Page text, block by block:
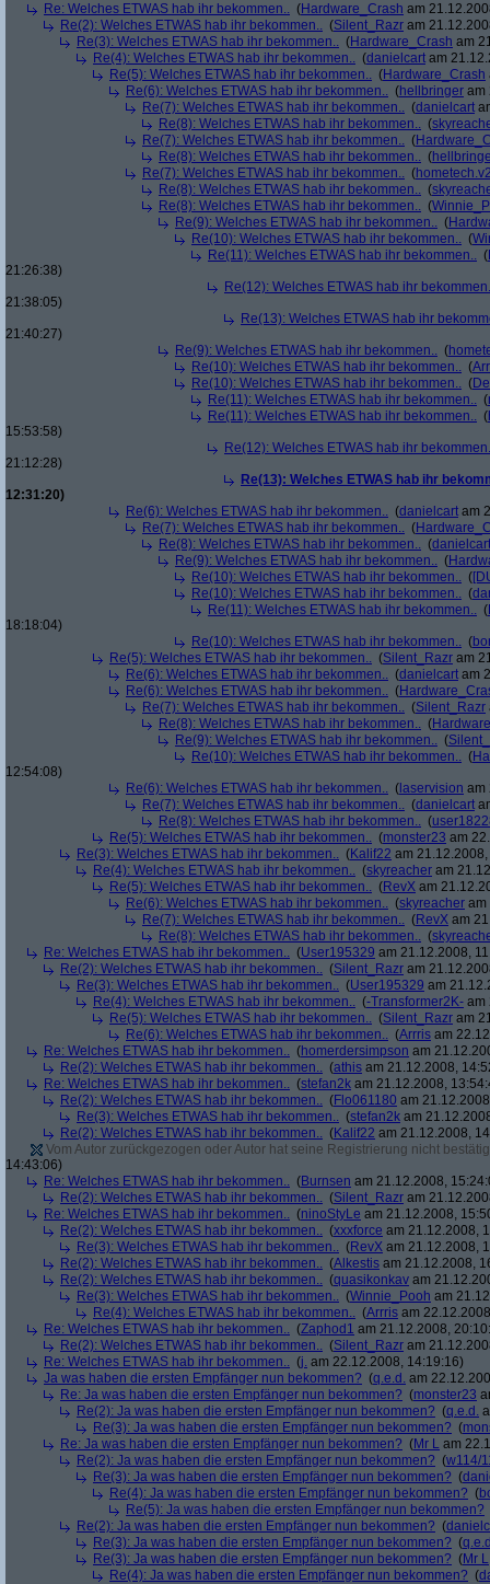
Re: Welches ETWAS hab ihr bekommen.. (Hardware_Crash am
Re(2): Welches ETWAS hab ihr bekommen.. (Silent_Razr am
Re(3): Welches ETWAS hab ihr bekommen.. (Hardware_Crash am
Re(4): Welches ETWAS hab ihr bekommen.. (danielcart am
Re(5): Welches ETWAS hab ihr bekommen.. (Hardware_Crash
Re(6): Welches ETWAS hab ihr bekommen.. (hellbringer am
Re(7): Welches ETWAS hab ihr bekommen.. (danielcart
Re(8): Welches ETWAS hab ihr bekommen.. (
Re(7): Welches ETWAS hab ihr bekommen.. (
Re(8): Welches ETWAS hab ihr bekommen.. (
Re(7): Welches ETWAS hab ihr bekommen.. (
Re(8): Welches ETWAS hab ihr bekommen.. (
Re(8): Welches ETWAS hab ihr bekommen.. (
Re(9): Welches ETWAS hab ihr bekommen.. (
Re(10): Welches ETWAS hab ihr bekommen.. (
Re(11): Welches ETWAS hab ihr bekommen.. (
21:26:38)
Re(12): Welches ETWAS hab ihr
21:38:05)
Re(13): Welches ETWAS hab ihr
21:40:27)
Re(9): Welches ETWAS hab ihr bekommen.. (
Re(10): Welches ETWAS hab ihr bekommen.. (
Re(10): Welches ETWAS hab ihr bekommen.. (
Re(11): Welches ETWAS hab ihr bekommen.. (
Re(11): Welches ETWAS hab ihr bekommen.. (
15:53:58)
Re(12): Welches ETWAS hab ihr
21:12:28)
Re(13): Welches ETWAS hab ihr
12:31:20)
Re(6): Welches ETWAS hab ihr bekommen.. (danielcart am
Re(7): Welches ETWAS hab ihr bekommen.. (
Re(8): Welches ETWAS hab ihr bekommen.. (danielcart
Re(9): Welches ETWAS hab ihr bekommen.. (
Re(10): Welches ETWAS hab ihr bekommen.. (
Re(10): Welches ETWAS hab ihr bekommen.. (
Re(11): Welches ETWAS hab ihr bekommen.. (
18:18:04)
Re(10): Welches ETWAS hab ihr bekommen.. (
Re(5): Welches ETWAS hab ihr bekommen.. (Silent_Razr am
Re(6): Welches ETWAS hab ihr bekommen.. (danielcart am
Re(6): Welches ETWAS hab ihr bekommen.. (
Re(7): Welches ETWAS hab ihr bekommen.. (Silent_Razr
Re(8): Welches ETWAS hab ihr bekommen.. (
Re(9): Welches ETWAS hab ihr bekommen.. (
Re(10): Welches ETWAS hab ihr bekommen.. (
12:54:08)
Re(6): Welches ETWAS hab ihr bekommen.. ( laservision am
Re(7): Welches ETWAS hab ihr bekommen.. (danielcart
Re(8): Welches ETWAS hab ihr bekommen.. (
Re(5): Welches ETWAS hab ihr bekommen.. (monster23 am
Re(3): Welches ETWAS hab ihr bekommen.. (Kalif22 am
Re(4): Welches ETWAS hab ihr bekommen.. (skyreacher am
Re(5): Welches ETWAS hab ihr bekommen.. (RevX am
Re(6): Welches ETWAS hab ihr bekommen.. (skyreacher am
Re(7): Welches ETWAS hab ihr bekommen.. (RevX am
Re(8): Welches ETWAS hab ihr bekommen.. (
Re: Welches ETWAS hab ihr bekommen.. (User195329 am 21.12.2008,
Re(2): Welches ETWAS hab ihr bekommen.. (Silent_Razr am
Re(3): Welches ETWAS hab ihr bekommen.. (User195329 am
Re(4): Welches ETWAS hab ihr bekommen.. (-Transformer2K- am
Re(5): Welches ETWAS hab ihr bekommen.. (Silent_Razr am
Re(6): Welches ETWAS hab ihr bekommen.. (Arrris am
Re: Welches ETWAS hab ihr bekommen.. (homerdersimpson am
Re(2): Welches ETWAS hab ihr bekommen.. (athis am 21.12.2008,
Re: Welches ETWAS hab ihr bekommen.. (stefan2k am 21.12.2008,
Re(2): Welches ETWAS hab ihr bekommen.. (Flo061180 am
Re(3): Welches ETWAS hab ihr bekommen.. (stefan2k am
Re(2): Welches ETWAS hab ihr bekommen.. (Kalif22 am 21.12.2008,
Vom Autor zurückgezogen oder Autor hat seine Registrierung nicht
14:43:06)
Re: Welches ETWAS hab ihr bekommen.. (Burnsen am 21.12.2008,
Re(2): Welches ETWAS hab ihr bekommen.. (Silent_Razr am
Re: Welches ETWAS hab ihr bekommen.. (ninoStyLe am 21.12.2008,
Re(2): Welches ETWAS hab ihr bekommen.. (xxxforce am 21.12.2008,
Re(3): Welches ETWAS hab ihr bekommen.. (RevX am 21.12.2008,
Re(2): Welches ETWAS hab ihr bekommen.. (Alkestis am 21.12.2008,
Re(2): Welches ETWAS hab ihr bekommen.. (quasikonkav am
Re(3): Welches ETWAS hab ihr bekommen.. (Winnie_Pooh am
Re(4): Welches ETWAS hab ihr bekommen.. (Arrris am
Re: Welches ETWAS hab ihr bekommen.. (Zaphod1 am 21.12.2008,
Re(2): Welches ETWAS hab ihr bekommen.. (Silent_Razr am
Re: Welches ETWAS hab ihr bekommen.. (j. am 22.12.2008, 14:19:16)
Ja was haben die ersten Empfänger nun bekommen? (q.e.d. am
Re: Ja was haben die ersten Empfänger nun bekommen? (monster23
Re(2): Ja was haben die ersten Empfänger nun bekommen? (q.e.d.
Re(3): Ja was haben die ersten Empfänger nun bekommen? (
Re: Ja was haben die ersten Empfänger nun bekommen? (Mr L am
Re(2): Ja was haben die ersten Empfänger nun bekommen? (w114/
Re(3): Ja was haben die ersten Empfänger nun bekommen? (
Re(4): Ja was haben die ersten Empfänger nun bekommen? (
Re(5): Ja was haben die ersten Empfänger nun bekommen?
Re(2): Ja was haben die ersten Empfänger nun bekommen? (
Re(3): Ja was haben die ersten Empfänger nun bekommen? (
Re(3): Ja was haben die ersten Empfänger nun bekommen? (Mr L
Re(4): Ja was haben die ersten Empfänger nun bekommen? (